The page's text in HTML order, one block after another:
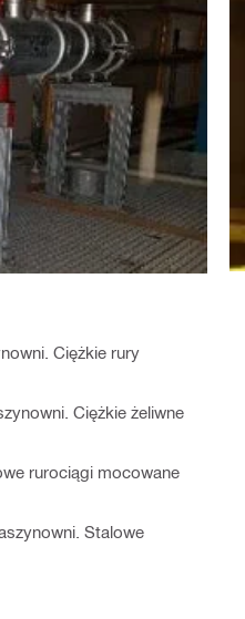
Ciężkie rury
Ciężkie żeliwne
rurociągi mocowane
Stalowe